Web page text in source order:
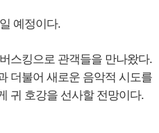
예정이다.
스킹으로 관객들을 만나왔다.
더불어 새로운 음악적 시도를
귀 호강을 선사할 전망이다.